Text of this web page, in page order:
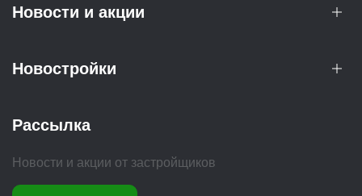
Новости и акции
Новостройки
Рассылка
Новости и акции от застройщиков